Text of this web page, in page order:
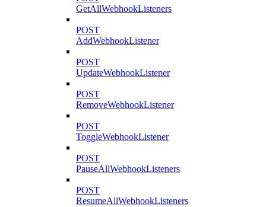
GetAllWebhookListeners
POST
AddWebhookListener
POST
UpdateWebhookListener
POST
RemoveWebhookListener
POST
ToggleWebhookListener
POST
PauseAllWebhookListeners
POST
ResumeAllWebhookListeners